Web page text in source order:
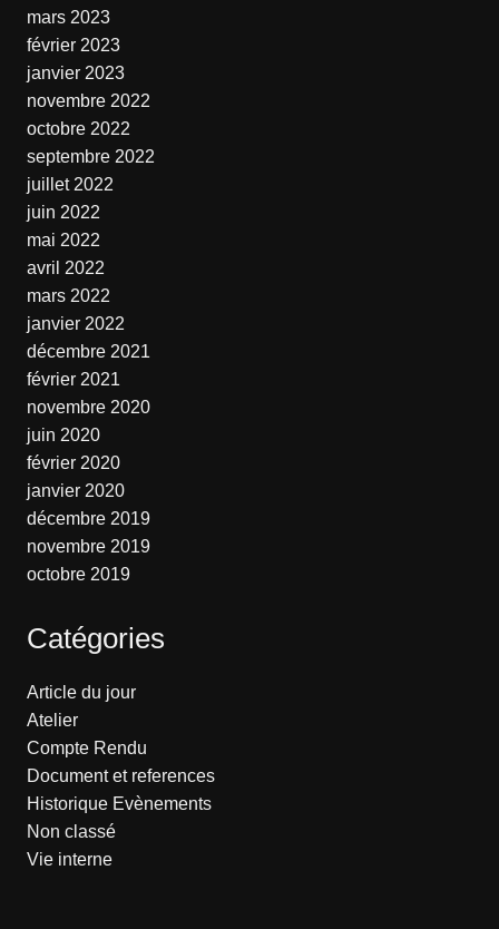
mars 2023
février 2023
janvier 2023
novembre 2022
octobre 2022
septembre 2022
juillet 2022
juin 2022
mai 2022
avril 2022
mars 2022
janvier 2022
décembre 2021
février 2021
novembre 2020
juin 2020
février 2020
janvier 2020
décembre 2019
novembre 2019
octobre 2019
Catégories
Article du jour
Atelier
Compte Rendu
Document et references
Historique Evènements
Non classé
Vie interne